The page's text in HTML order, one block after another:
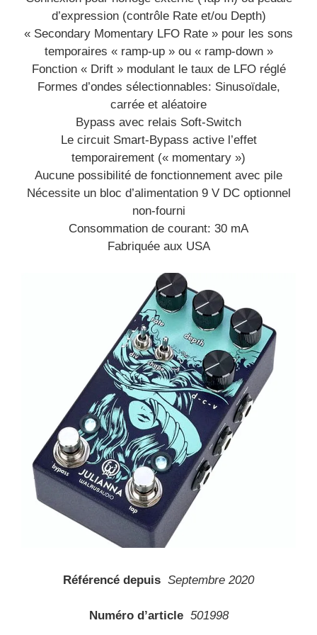
d’expression (contrôle Rate et/ou Depth)
« Secondary Momentary LFO Rate » pour les sons
temporaires « ramp-up » ou « ramp-down »
Fonction « Drift » modulant le taux de LFO réglé
Formes d’ondes sélectionnables: Sinusoïdale,
carrée et aléatoire
Bypass avec relais Soft-Switch
Le circuit Smart-Bypass active l’effet
temporairement (« momentary »)
Aucune possibilité de fonctionnement avec pile
Nécessite un bloc d’alimentation 9 V DC optionnel
non-fourni
Consommation de courant: 30 mA
Fabriquée aux USA
Référencé depuis Septembre 2020
Numéro d’article 501998